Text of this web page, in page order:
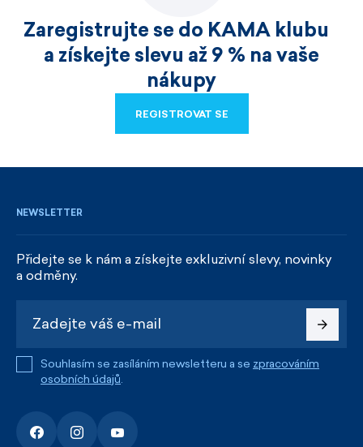
Zaregistrujte se do KAMA klubu
a získejte slevu až 9 % na vaše
nákupy
REGISTROVAT SE
NEWSLETTER
Přidejte se k nám a získejte exkluzivní slevy, novinky
a odměny.
Souhlasím se zasíláním newsletteru a se zpracováním
osobních údajů.